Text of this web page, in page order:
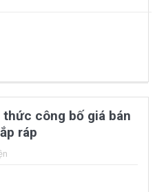
biến nhất trên thị trường
2022
công bố giá bán
ráp